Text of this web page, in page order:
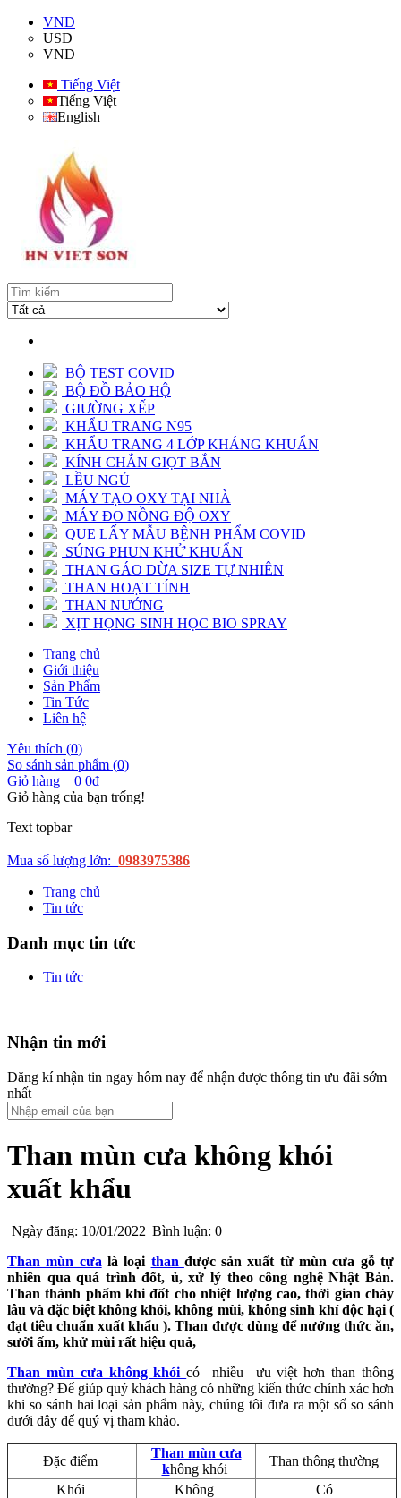
VND
USD
VND
Tiếng Việt
Tiếng Việt
English
BỘ TEST COVID
BỘ ĐỒ BẢO HỘ
GIƯỜNG XẾP
KHẨU TRANG N95
KHẨU TRANG 4 LỚP KHÁNG KHUẨN
KÍNH CHẮN GIỌT BẮN
LỀU NGỦ
MÁY TẠO OXY TẠI NHÀ
MÁY ĐO NỒNG ĐỘ OXY
QUE LẤY MẪU BỆNH PHẨM COVID
SÚNG PHUN KHỬ KHUẨN
THAN GÁO DỪA SIZE TỰ NHIÊN
THAN HOẠT TÍNH
THAN NƯỚNG
XỊT HỌNG SINH HỌC BIO SPRAY
Trang chủ
Giới thiệu
Sản Phẩm
Tin Tức
Liên hệ
Yêu thích (0)
So sánh sản phẩm (0)
Giỏ hàng
0 0đ
Giỏ hàng của bạn trống!
Text topbar
Mua số lượng lớn: 0983975386
Trang chủ
Tin tức
Danh mục tin tức
Tin tức
Nhận tin mới
Đăng kí nhận tin ngay hôm nay để nhận được thông tin ưu đãi sớm
nhất
Than mùn cưa không khói
xuất khẩu
Ngày đăng: 10/01/2022 Bình luận: 0
Than mùn cưa là loại than được sản xuất từ mùn cưa gỗ tự
nhiên qua quá trình đốt, ủ, xử lý theo công nghệ Nhật Bản.
Than thành phẩm khi đốt cho nhiệt lượng cao, thời gian cháy
lâu và đặc biệt không khói, không mùi, không sinh khí độc hại (
đạt tiêu chuẩn xuất khẩu ). Than được dùng để nướng thức ăn,
sưởi ấm, khử mùi rất hiệu quả,
Than mùn cưa không khóicó nhiều ưu việt hơn than thông
thường? Để giúp quý khách hàng có những kiến thức chính xác hơn
khi so sánh hai loại sản phẩm này, chúng tôi đưa ra một số so sánh
dưới đây để quý vị tham khảo.
Đặc điểm
Than mùn cưa
không khói
Than thông thường
Khói
Không
Có